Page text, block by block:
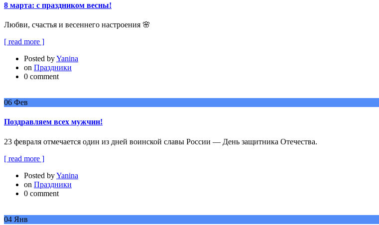
8 марта: с праздником весны!
Любви, счастья и весеннего настроения 🌸
[ read more ]
Posted byYanina
on Праздники
0 comment
06 Фев
Поздравляем всех мужчин!
23 февраля отмечается один из дней воинской славы России — День защитника Отечества.
[ read more ]
Posted byYanina
on Праздники
0 comment
04 Янв